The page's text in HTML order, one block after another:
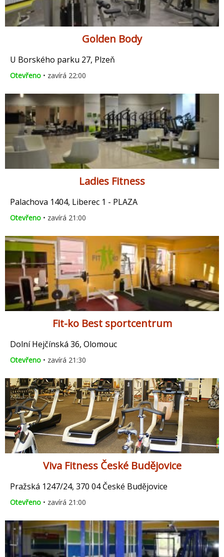
Golden Body
U Borského parku 27, Plzeň
Otevřeno • zavírá 22:00
Ladies Fitness
Palachova 1404, Liberec 1 - PLAZA
Otevřeno • zavírá 21:00
Fit-ko Best sportcentrum
Dolní Hejčínská 36, Olomouc
Otevřeno • zavírá 21:30
Viva Fitness České Budějovice
Pražská 1247/24, 370 04 České Budějovice
Otevřeno • zavírá 21:00